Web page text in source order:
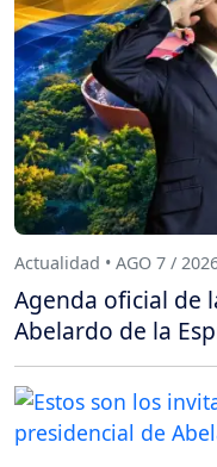
Actualidad • AGO 7 /
Agenda oficial de
Abelardo de la